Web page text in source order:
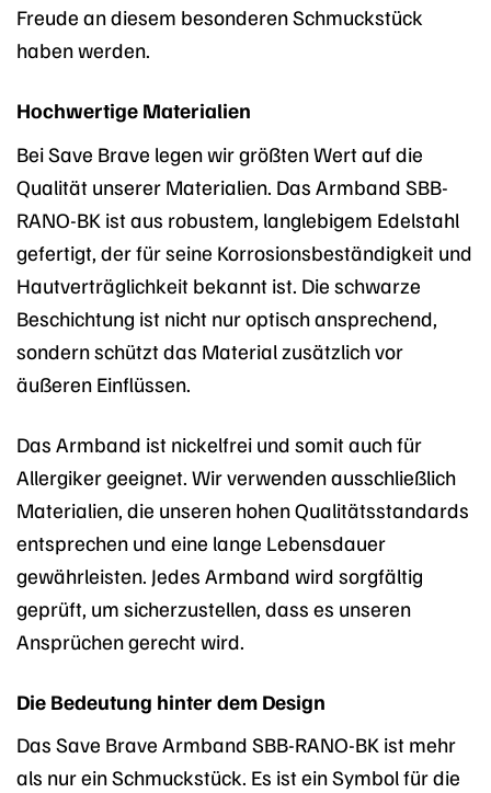
Freude an diesem besonderen Schmuckstück
haben werden.
Hochwertige Materialien
Bei Save Brave legen wir größten Wert auf die
Qualität unserer Materialien. Das Armband SBB-
RANO-BK ist aus robustem, langlebigem Edelstahl
gefertigt, der für seine Korrosionsbeständigkeit und
Hautverträglichkeit bekannt ist. Die schwarze
Beschichtung ist nicht nur optisch ansprechend,
sondern schützt das Material zusätzlich vor
äußeren Einflüssen.
Das Armband ist nickelfrei und somit auch für
Allergiker geeignet. Wir verwenden ausschließlich
Materialien, die unseren hohen Qualitätsstandards
entsprechen und eine lange Lebensdauer
gewährleisten. Jedes Armband wird sorgfältig
geprüft, um sicherzustellen, dass es unseren
Ansprüchen gerecht wird.
Die Bedeutung hinter dem Design
Das Save Brave Armband SBB-RANO-BK ist mehr
als nur ein Schmuckstück. Es ist ein Symbol für die